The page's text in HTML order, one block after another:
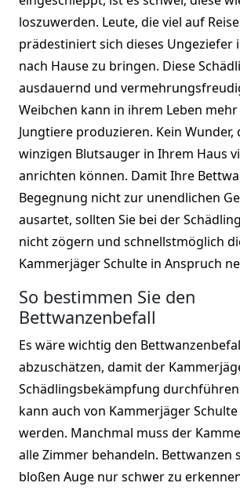
loszuwerden. Leute, die viel auf
prädestiniert sich dieses Ungeziefer
nach Hause zu bringen. Diese
ausdauernd und
Weibchen kann in ihrem Leben mehr
Jungtiere produzieren. Kein Wunder,
winzigen Blutsauger in Ihrem Haus
anrichten können. Damit Ihre
Begegnung nicht zur unendlichen
ausartet, sollten Sie bei der
nicht zögern und schnellstmöglich
Kammerjäger Schulte in Anspruch
So bestimmen Sie den
Bettwanzenbefall
Es wäre wichtig den
abzuschätzen, damit der
Schädlingsbekämpfung
kann auch von Kammerjäger
werden. Manchmal muss der
alle Zimmer behandeln. Bettwanzen
bloßen Auge nur schwer zu